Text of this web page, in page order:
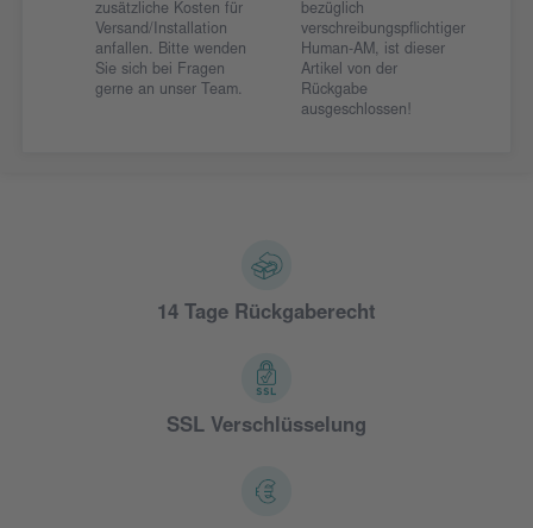
zusätzliche Kosten für
Versand/Installation
anfallen. Bitte wenden
Sie sich bei Fragen
gerne an unser Team.
bezüglich
verschreibungspflichtiger
Human-AM, ist dieser
Artikel von der
Rückgabe
ausgeschlossen!
14 Tage Rückgaberecht
SSL Verschlüsselung